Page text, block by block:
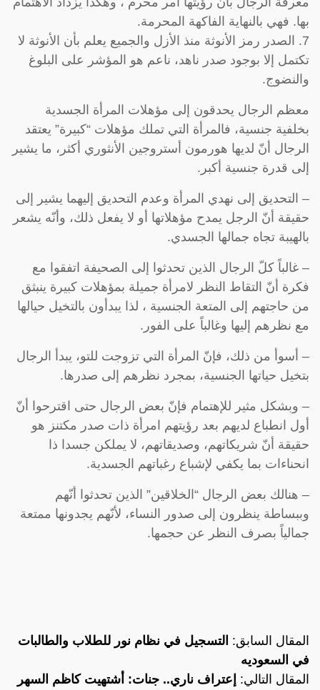
بها. فهي بالنهاية الفاكهة المحرمة.
7. الصدر رمز الأنوثة منذ الأزل والجميع يعلم بأن الأنوثة لا
تكتمل إلا بوجود صدر ناهد، ناعم هو المؤشر على البلوغ
والنضوج.
معظم الرجال يحدقون إلى مؤهلات المرأة الجسدية
بخلفية جنسية، فالمرأة التي تملك مؤهلات “كبيرة” يعتقد
الرجال أنّ لديها هورمون أستروجين الأنثوري أكثر، ما يشير
إلى قدرة جنسية أكبر.
– التحديق إلى نهدي المرأة وعدم التحديق إليهما يشير إلى
حقيقة أنّ الرجل يمدح مؤهلاتها أو لا يفعل ذلك، وأنّه يشعر
بالهيبة تجاه جمالها الجسدي.
– غالباً كلّ الرجال الذين تحدثوا إلى الصحيفة اتفقوا مع
فكرة أنّ التقاط النظر لامرأة جميلة بمؤهلات كبيرة ينبثق
من حاجتهم إلى المتعة الجنسية ، لذا يبدأون بالتخيل حيالها
مع نظرهم إليها وغالباً على الفور.
– أسوأ من ذلك، فإنّ المرأة التي تزوجت للتو، يبدأ الرجال
بتخيل حياتها الجنسية، بمجرد نظرهم إلى صدرها.
– وبشكل مثير للإهتمام فإنّ بعض الرجال حتى اقترحوا أنّ
أول انطباع لديهم بعد رؤيتهم امرأة ذات صدر مكتنز هو
حقيقة أنّ شريكاتهم، وصديقاتهم، لا يملكن جسدا ذا
انحناءات بما يكفي لإشباع رغباتهم الجسدية.
– هنالك بعض الرجال “الخلاقين” الذين تحدثوا أنّهم
وببساطة ينظرون إلى صدور النساء، لأنّهم يجدونها ممتعة
جمالياً بصرف النظر عن حجمها.
المقال السابق: التسجيل في نظام نور للطلاب والطالبات
في السعوديه
المقال التالي: إعتراف ناري.. جنات: أشتهيت كاظم السهر